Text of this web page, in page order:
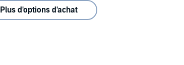
Plus d'options d'achat